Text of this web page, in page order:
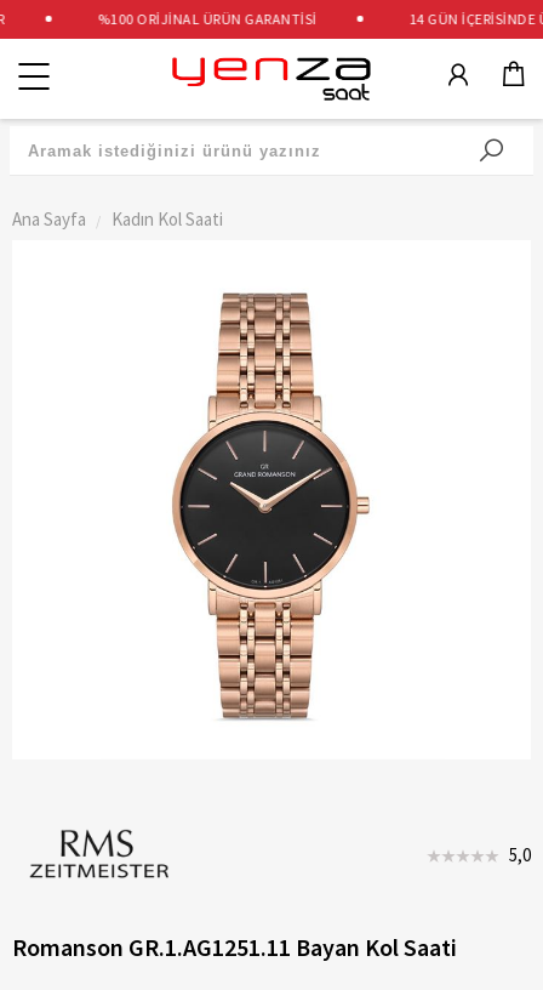
%100 ORİJİNAL ÜRÜN GARANTİSİ 14 GÜN İÇERİSİNDE
Kategoriler
Ana Sayfa Kadın Kol Saati
5,0
Romanson GR.1.AG1251.11 Bayan Kol Saati